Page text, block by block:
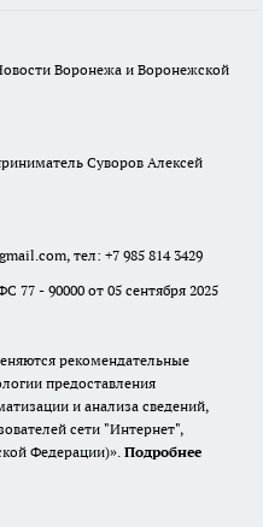
Воронежа и Воронежской
Суворов Алексей
тел: +7 985 814 3429
77 - 90000 от 05 сентября 2025
рекомендательные
предоставления
и анализа сведений,
сети "Интернет",
Федерации)». Подробнее